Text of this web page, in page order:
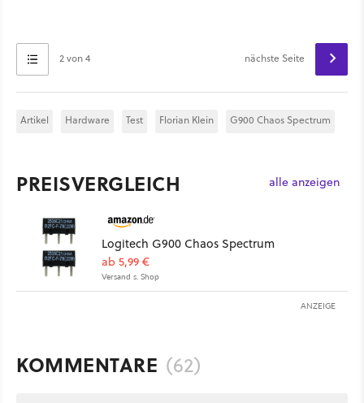
2 von 4 nächste Seite
Artikel Hardware Test Florian Klein G900 Chaos Spectrum
PREISVERGLEICH alle anzeigen
Logitech G900 Chaos Spectrum
ab 5,99 €
Versand s. Shop
ANZEIGE
KOMMENTARE (62)